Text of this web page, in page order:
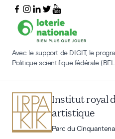
Avec le support de DIGIT, le
Politique scientifique fédérale
Institut royal
artistique
Parc du